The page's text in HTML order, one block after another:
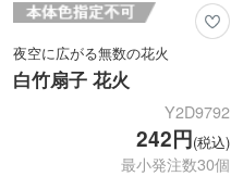
夜空に広がる無数の花火
白竹扇子 花火
Y2D9792
242円(税込)
最小発注数30個